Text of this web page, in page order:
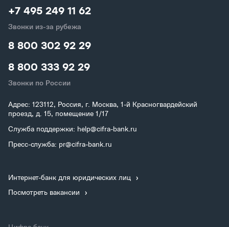
+7 495 249 11 62
Звонки из-за рубежа
8 800 302 92 29
8 800 333 92 29
Звонки по России
Адрес: 123112, Россия, г. Москва, 1-й Красногвардейский
проезд, д. 15, помещение 1/17
Служба поддержки: help@cifra-bank.ru
Пресс-служба: pr@cifra-bank.ru
Интернет-банк для юридических лиц
Посмотреть вакансии